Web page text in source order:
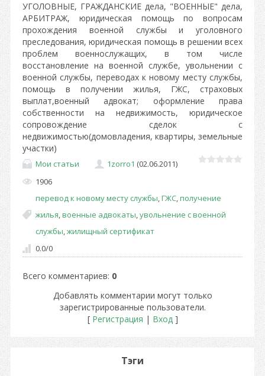
УГОЛОВНЫЕ, ГРАЖДАНСКИЕ дела, "ВОЕННЫЕ" дела,
АРБИТРАЖ, юридическая помощь по вопросам
прохождения военной службы и уголовного
преследования, юридическая помощь в решении всех
проблем военнослужащих, в том числе
восстановление на военной службе, увольнении с
военной службы, переводах к новому месту службы,
помощь в получении жилья, ГЖС, страховых
выплат,военный адвокат; оформление права
собственности на недвижимость, юридическое
сопровождение сделок с
недвижимостью(домовладения, квартиры, земельные
участки)
Мои статьи 1zorro1 (02.06.2011)
1906
перевод к новому месту службы ГЖС получение
жилья военные адвокаты увольнение с военной
службы жилищный сертификат
0.0/0
Всего комментариев: 0
Добавлять комментарии могут только
зарегистрированные пользователи.
[ Регистрация | Вход]
Тэги